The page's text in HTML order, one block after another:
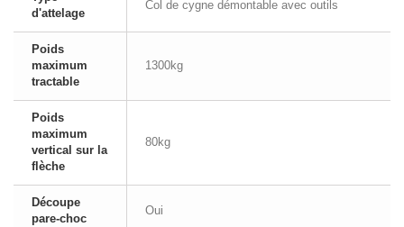
d'attelage
Col de cygne démontable avec outils
Poids
maximum
tractable
1300kg
Poids
maximum
vertical sur la
flèche
80kg
Découpe
pare-choc
Oui